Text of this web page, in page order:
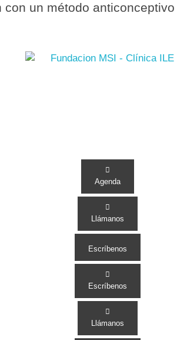
un método anticonceptivo
Agenda
Llámanos
Escríbenos
Escríbenos
Llámanos